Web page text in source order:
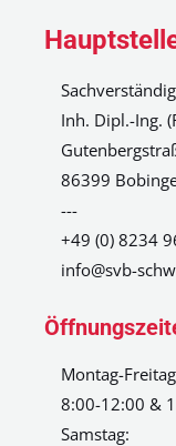
Inh. Dipl.-Ing.
86399
---
+49 (0) 8234
info@svb-
Montag-
8:00-12:00 &
Samstag: